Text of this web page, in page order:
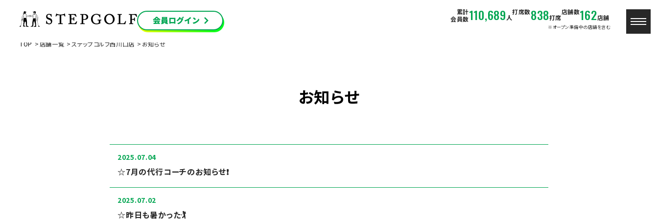
累計
会員数110,689 人
打席数838打席
店舗数162店舗
※オープン準備中の店舗を含む
TOP 店舗一覧 ステップゴルフ西川口店 お知らせ
お知らせ
2025.07.04
☆7月の代行コーチのお知らせ❗️
2025.07.02
☆昨日も暑かった🏌️